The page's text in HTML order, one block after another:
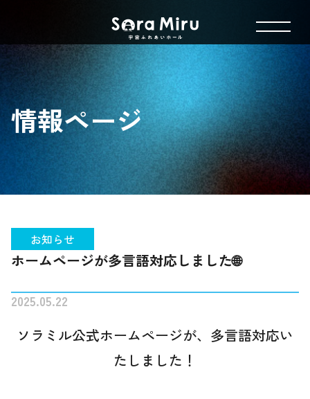
情報ページ
お知らせ
ホームページが多言語対応しました🌐
2025.05.22
ソラミル公式ホームページが、多言語対応い
たしました！